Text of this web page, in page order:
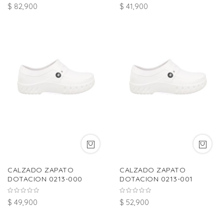
$ 82,900 $ 41,900
CALZADO ZAPATO
DOTACION 0213-000
$ 49,900
CALZADO ZAPATO
DOTACION 0213-001
$ 52,900